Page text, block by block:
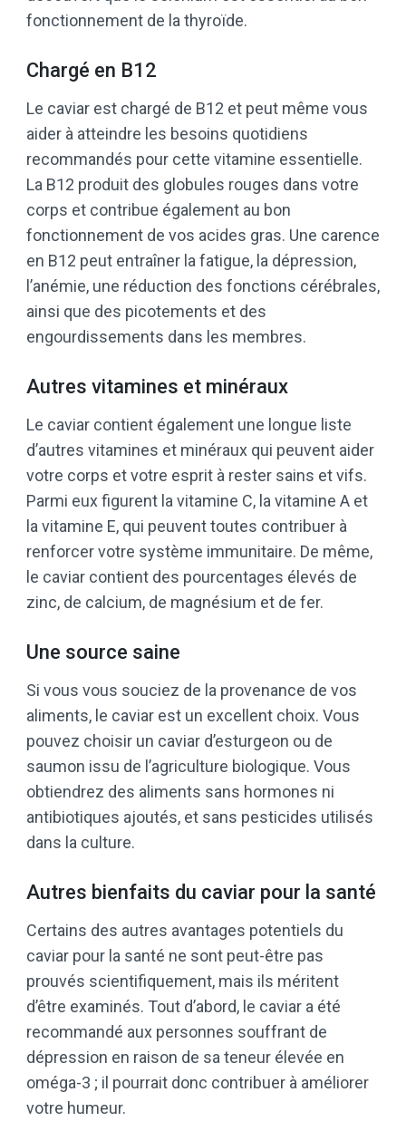
fonctionnement de la thyroïde.
Chargé en B12
Le caviar est chargé de B12 et peut même vous
aider à atteindre les besoins quotidiens
recommandés pour cette vitamine essentielle.
La B12 produit des globules rouges dans votre
corps et contribue également au bon
fonctionnement de vos acides gras. Une carence
en B12 peut entraîner la fatigue, la dépression,
l’anémie, une réduction des fonctions cérébrales,
ainsi que des picotements et des
engourdissements dans les membres.
Autres vitamines et minéraux
Le caviar contient également une longue liste
d’autres vitamines et minéraux qui peuvent aider
votre corps et votre esprit à rester sains et vifs.
Parmi eux figurent la vitamine C, la vitamine A et
la vitamine E, qui peuvent toutes contribuer à
renforcer votre système immunitaire. De même,
le caviar contient des pourcentages élevés de
zinc, de calcium, de magnésium et de fer.
Une source saine
Si vous vous souciez de la provenance de vos
aliments, le caviar est un excellent choix. Vous
pouvez choisir un caviar d’esturgeon ou de
saumon issu de l’agriculture biologique. Vous
obtiendrez des aliments sans hormones ni
antibiotiques ajoutés, et sans pesticides utilisés
dans la culture.
Autres bienfaits du caviar pour la santé
Certains des autres avantages potentiels du
caviar pour la santé ne sont peut-être pas
prouvés scientifiquement, mais ils méritent
d’être examinés. Tout d’abord, le caviar a été
recommandé aux personnes souffrant de
dépression en raison de sa teneur élevée en
oméga-3 ; il pourrait donc contribuer à améliorer
votre humeur.